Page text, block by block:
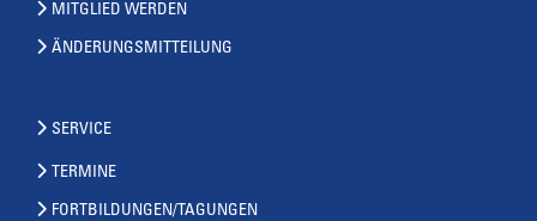
MITGLIED WERDEN
ÄNDERUNGSMITTEILUNG
SERVICE
TERMINE
FORTBILDUNGEN/TAGUNGEN